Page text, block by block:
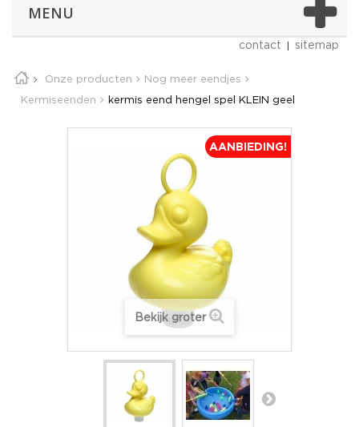
MENU
contact sitemap
Onze producten Nog meer eendjes
Kermiseenden kermis eend hengel spel KLEIN geel
AANBIEDING!
Bekijk groter